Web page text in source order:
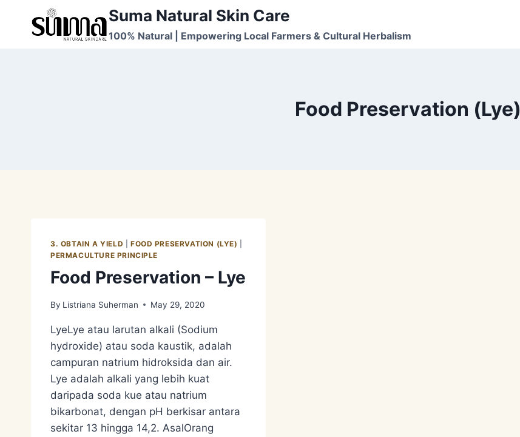
Suma Natural Skin Care
100% Natural | Empowering Local Farmers & Cultural Herbalism
Food Preservation (Lye)
3. OBTAIN A YIELD FOOD PRESERVATION (LYE)
PERMACULTURE PRINCIPLE
Food Preservation – Lye
By Listriana Suherman May 29, 2020
LyeLye atau larutan alkali (Sodium
hydroxide) atau soda kaustik, adalah
campuran natrium hidroksida dan air.
Lye adalah alkali yang lebih kuat
daripada soda kue atau natrium
bikarbonat, dengan pH berkisar antara
sekitar 13 hingga 14,2. AsalOrang